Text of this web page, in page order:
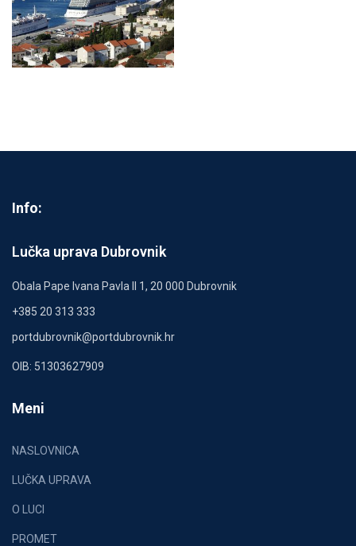
Info:
Lučka uprava Dubrovnik
Obala Pape Ivana Pavla II 1, 20 000 Dubrovnik
+385 20 313 333
portdubrovnik@portdubrovnik.hr
OIB: 51303627909
Meni
NASLOVNICA
LUČKA UPRAVA
O LUCI
PROMET